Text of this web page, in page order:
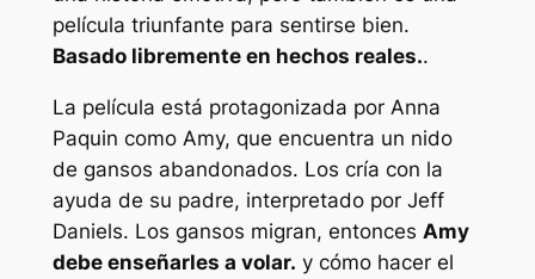
película triunfante para sentirse bien.
Basado libremente en hechos reales..
La película está protagonizada por Anna
Paquin como Amy, que encuentra un nido
de gansos abandonados. Los cría con la
ayuda de su padre, interpretado por Jeff
Daniels. Los gansos migran, entonces Amy
debe enseñarles a volar. y cómo hacer el